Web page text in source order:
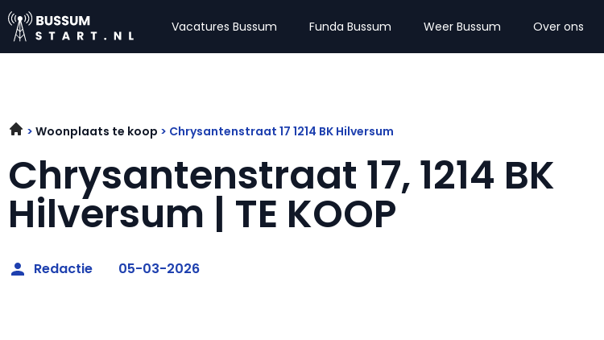
Vacatures Bussum Funda Bussum Weer Bussum Over ons
Woonplaats te koop Chrysantenstraat 17 1214 BK Hilversum
Chrysantenstraat 17, 1214 BK
Hilversum | TE KOOP
Redactie 05-03-2026